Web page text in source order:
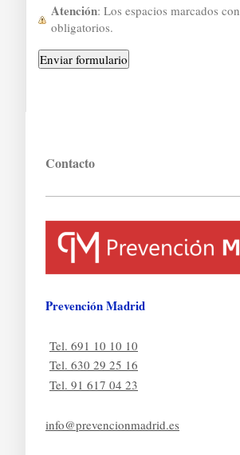
Atención : Los espacios marcados con
obligatorios.
Contacto
Prevención Madrid
Tel. 691 10 10 10
Tel. 630 29 25 16
Tel. 91 617 04 23
info@prevencionmadrid.es